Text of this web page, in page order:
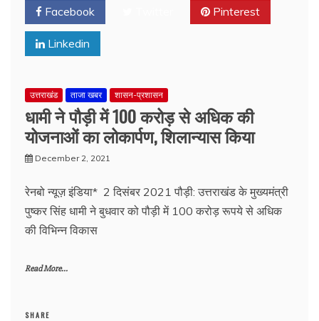
Facebook Pinterest
Linkedin
उत्तराखंड ताजा खबर शासन-प्रशासन
धामी ने पौड़ी में 100 करोड़ से अधिक की
योजनाओं का लोकार्पण, शिलान्यास किया
December 2, 2021
रेनबो न्यूज़ इंडिया* 2 दिसंबर 2021 पौड़ी: उत्तराखंड के मुख्यमंत्री
पुष्कर सिंह धामी ने बुधवार को पौड़ी में 100 करोड़ रूपये से अधिक
की विभिन्न विकास
Read More...
SHARE